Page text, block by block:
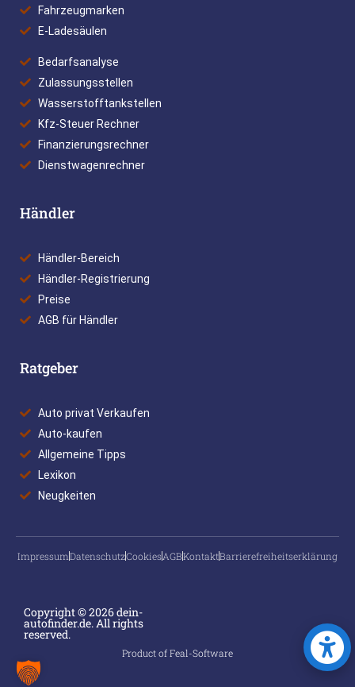
Fahrzeugmarken
E-Ladesäulen
Bedarfsanalyse
Zulassungsstellen
Wasserstofftankstellen
Kfz-Steuer Rechner
Finanzierungsrechner
Dienstwagenrechner
Händler
Händler-Bereich
Händler-Registrierung
Preise
AGB für Händler
Ratgeber
Auto privat Verkaufen
Auto-kaufen
Allgemeine Tipps
Lexikon
Neugkeiten
ImpressumDatenschutzCookiesAGBKontaktBarrierefreiheitserklärung
Copyright © 2026 dein-
autofinder.de. All rights
reserved.
Product of Feal-Software